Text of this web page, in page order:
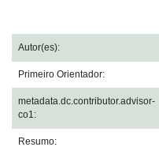
Autor(es):
Primeiro Orientador:
metadata.dc.contributor.advisor-
co1:
Resumo: